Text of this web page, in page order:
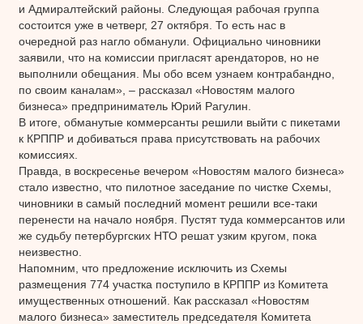
и Адмиралтейский районы. Следующая рабочая группа
состоится уже в четверг, 27 октября. То есть нас в
очередной раз нагло обманули. Официально чиновники
заявили, что на комиссии пригласят арендаторов, но не
выполнили обещания. Мы обо всем узнаем контрабандно,
по своим каналам», – рассказал «Новостям малого
бизнеса» предприниматель Юрий Рагулин.
В итоге, обманутые коммерсанты решили выйти с пикетами
к КРППР и добиваться права присутствовать на рабочих
комиссиях.
Правда, в воскресенье вечером «Новостям малого бизнеса»
стало известно, что пилотное заседание по чистке Схемы,
чиновники в самый последний момент решили все-таки
перенести на начало ноября. Пустят туда коммерсантов или
же судьбу петербургских НТО решат узким кругом, пока
неизвестно.
Напомним, что предложение исключить из Схемы
размещения 774 участка поступило в КРППР из Комитета
имущественных отношений. Как рассказал «Новостям
малого бизнеса» заместитель председателя Комитета